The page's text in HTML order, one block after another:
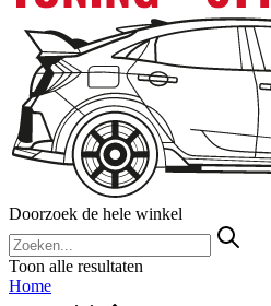
Doorzoek de hele winkel
Toon alle resultaten
Home